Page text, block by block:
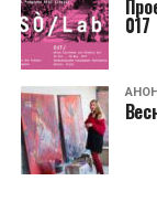
017